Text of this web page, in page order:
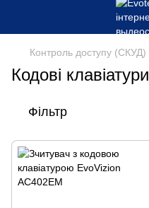
Контроль доступу (СКУД)
Кодові клавіатури
Фільтр